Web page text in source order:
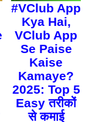
#VClub App
Kya Hai,
VClub App
Se Paise
Kaise
Kamaye?
2025: Top 5
Easy तरीकों
से कमाई